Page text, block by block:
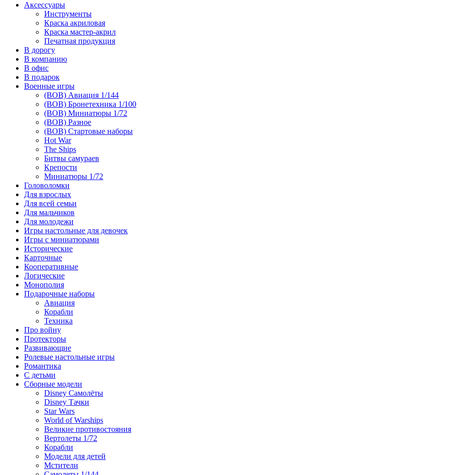
Аксессуары
Инструменты
Краска акриловая
Краска мастер-акрил
Печатная продукция
В дорогу
В компанию
В офис
В подарок
Военные игры
(ВОВ) Авиация 1/144
(ВОВ) Бронетехника 1/100
(ВОВ) Миниатюры 1/72
(ВОВ) Разное
(ВОВ) Стартовые наборы
Hot War
The Ships
Битвы самураев
Крепости
Миниатюры 1/72
Головоломки
Для взрослых
Для всей семьи
Для мальчиков
Для молодежи
Игры настольные для девочек
Игры с миниатюрами
Исторические
Карточные
Кооперативные
Логические
Монополия
Подарочные наборы
Авиация
Корабли
Техника
Про войну
Протекторы
Развивающие
Ролевые настольные игры
Романтика
С детьми
Сборные модели
Disney Самолёты
Disney Тачки
Star Wars
World of Warships
Великие противостояния
Вертолеты 1/72
Корабли
Модели для детей
Мстители